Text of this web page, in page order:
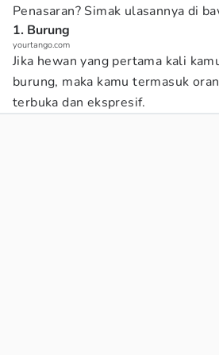
Penasaran? Simak ulasannya di
1. Burung
yourtango.com
Jika hewan yang pertama kali
burung, maka kamu termasuk
terbuka dan ekspresif.